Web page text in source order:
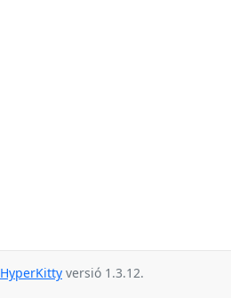
HyperKitty versió 1.3.12.